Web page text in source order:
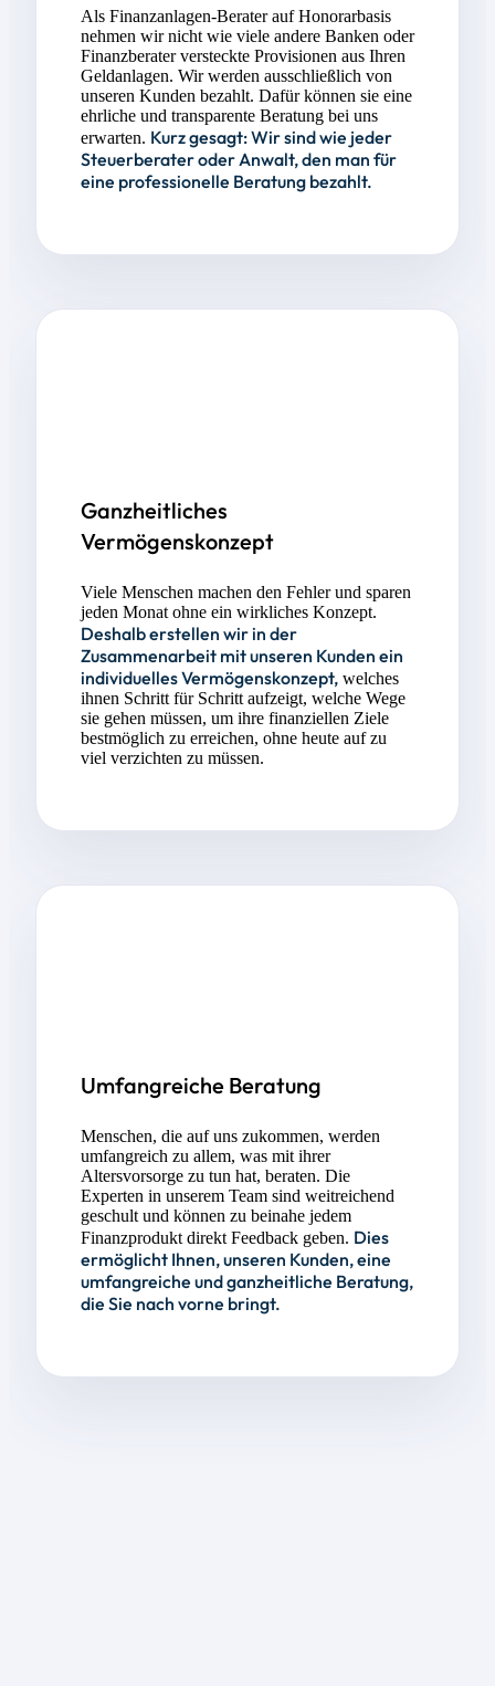
Als Finanzanlagen-Berater auf Honorarbasis
nehmen wir nicht wie viele andere Banken oder
Finanzberater versteckte Provisionen aus Ihren
Geldanlagen. Wir werden ausschließlich von
unseren Kunden bezahlt. Dafür können sie eine
ehrliche und transparente Beratung bei uns
erwarten. Kurz gesagt: Wir sind wie jeder
Steuerberater oder Anwalt, den man für
eine professionelle Beratung bezahlt.
Ganzheitliches
Vermögenskonzept
Viele Menschen machen den Fehler und sparen
jeden Monat ohne ein wirkliches Konzept.
Deshalb erstellen wir in der
Zusammenarbeit mit unseren Kunden ein
individuelles Vermögenskonzept, welches
ihnen Schritt für Schritt aufzeigt, welche Wege
sie gehen müssen, um ihre finanziellen Ziele
bestmöglich zu erreichen, ohne heute auf zu
viel verzichten zu müssen.
Umfangreiche Beratung
Menschen, die auf uns zukommen, werden
umfangreich zu allem, was mit ihrer
Altersvorsorge zu tun hat, beraten. Die
Experten in unserem Team sind weitreichend
geschult und können zu beinahe jedem
Finanzprodukt direkt Feedback geben. Dies
ermöglicht Ihnen, unseren Kunden, eine
umfangreiche und ganzheitliche Beratung,
die Sie nach vorne bringt.